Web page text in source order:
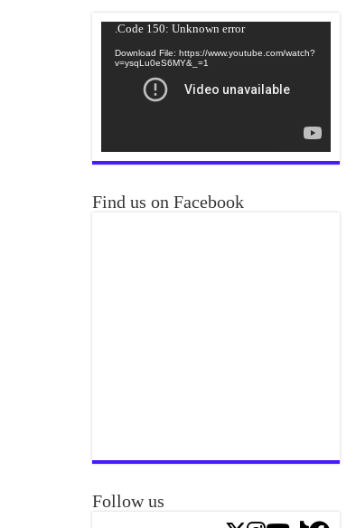
Code 150: Unknown error.
Download File: https://www.youtube.com/watch?
v=ysqLu0eS6MY&_=1
Find us on Facebook
Follow us